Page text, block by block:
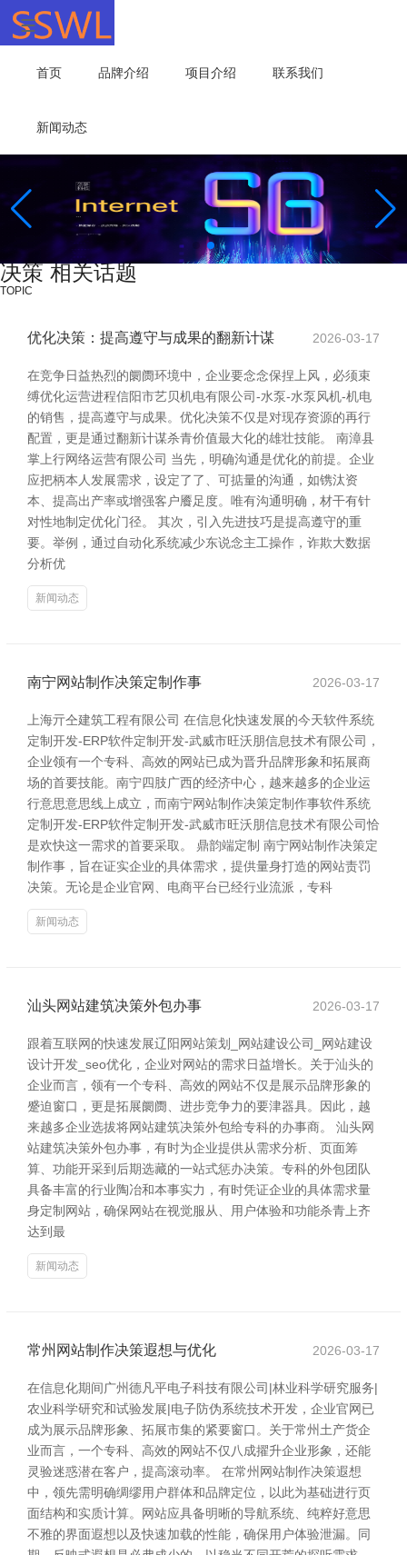
首页 品牌介绍 项目介绍 联系我们
新闻动态
决策 相关话题
TOPIC
优化决策：提高遵守与成果的翻新计谋 2026-03-17
在竞争日益热烈的阛阓环境中，企业要念念保捏上风，必须束
缚优化运营进程信阳市艺贝机电有限公司-水泵-水泵风机-机电
的销售，提高遵守与成果。优化决策不仅是对现存资源的再行
配置，更是通过翻新计谋杀青价值最大化的雄壮技能。 南漳县
掌上行网络运营有限公司 当先，明确沟通是优化的前提。企业
应把柄本人发展需求，设定了了、可掂量的沟通，如镌汰资
本、提高出产率或增强客户餍足度。唯有沟通明确，材干有针
对性地制定优化门径。 其次，引入先进技巧是提高遵守的重
要。举例，通过自动化系统减少东说念主工操作，诈欺大数据
分析优
新闻动态
南宁网站制作决策定制作事 2026-03-17
上海亓仝建筑工程有限公司 在信息化快速发展的今天软件系统
定制开发-ERP软件定制开发-武威市旺沃朋信息技术有限公司，
企业领有一个专科、高效的网站已成为晋升品牌形象和拓展商
场的首要技能。南宁四肢广西的经济中心，越来越多的企业运
行意思意思线上成立，而南宁网站制作决策定制作事软件系统
定制开发-ERP软件定制开发-武威市旺沃朋信息技术有限公司恰
是欢快这一需求的首要采取。 鼎韵端定制 南宁网站制作决策定
制作事，旨在证实企业的具体需求，提供量身打造的网站责罚
决策。无论是企业官网、电商平台已经行业流派，专科
新闻动态
汕头网站建筑决策外包办事 2026-03-17
跟着互联网的快速发展辽阳网站策划_网站建设公司_网站建设
设计开发_seo优化，企业对网站的需求日益增长。关于汕头的
企业而言，领有一个专科、高效的网站不仅是展示品牌形象的
蹙迫窗口，更是拓展阛阓、进步竞争力的要津器具。因此，越
来越多企业选拔将网站建筑决策外包给专科的办事商。 汕头网
站建筑决策外包办事，有时为企业提供从需求分析、页面筹
算、功能开采到后期选藏的一站式惩办决策。专科的外包团队
具备丰富的行业陶冶和本事实力，有时凭证企业的具体需求量
身定制网站，确保网站在视觉服从、用户体验和功能杀青上齐
达到最
新闻动态
常州网站制作决策遐想与优化 2026-03-17
在信息化期间广州德凡平电子科技有限公司|林业科学研究服务|
农业科学研究和试验发展|电子防伪系统技术开发，企业官网已
成为展示品牌形象、拓展市集的紧要窗口。关于常州土产货企
业而言，一个专科、高效的网站不仅八成擢升企业形象，还能
灵验迷惑潜在客户，提高滚动率。 在常州网站制作决策遐想
中，领先需明确绸缪用户群体和品牌定位，以此为基础进行页
面结构和实质计算。网站应具备明晰的导航系统、纯粹好意思
不雅的界面遐想以及快速加载的性能，确保用户体验泄漏。同